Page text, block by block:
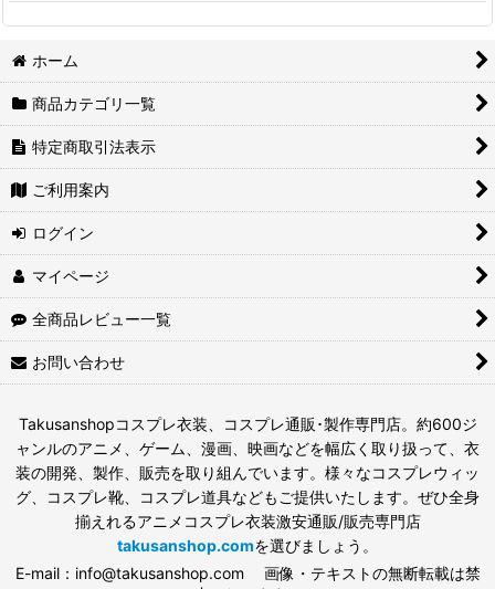
ホーム
商品カテゴリ一覧
特定商取引法表示
ご利用案内
ログイン
マイページ
全商品レビュー一覧
お問い合わせ
Takusanshopコスプレ衣装、コスプレ通販･製作専門店。約600ジ
ャンルのアニメ、ゲーム、漫画、映画などを幅広く取り扱って、衣
装の開発、製作、販売を取り組んでいます。様々なコスプレウィッ
グ、コスプレ靴、コスプレ道具などもご提供いたします。ぜひ全身
揃えれるアニメコスプレ衣装激安通販/販売専門店
takusanshop.comを選びましょう。
E-mail：info@takusanshop.com 画像・テキストの無断転載は禁